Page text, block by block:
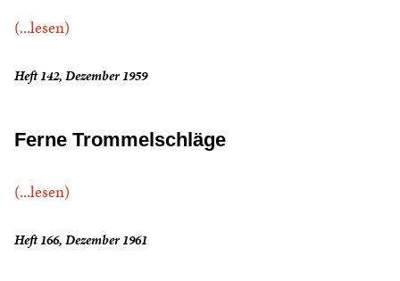
(...lesen)
Heft 142, Dezember 1959
Ferne Trommelschläge
(...lesen)
Heft 166, Dezember 1961